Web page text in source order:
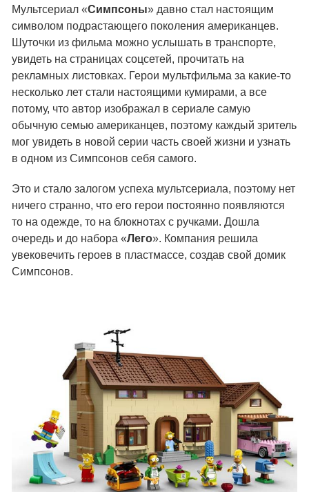
Мультсериал «Симпсоны» давно стал настоящим
символом подрастающего поколения американцев.
Шуточки из фильма можно услышать в транспорте,
увидеть на страницах соцсетей, прочитать на
рекламных листовках. Герои мультфильма за какие-то
несколько лет стали настоящими кумирами, а все
потому, что автор изображал в сериале самую
обычную семью американцев, поэтому каждый зритель
мог увидеть в новой серии часть своей жизни и узнать
в одном из Симпсонов себя самого.
Это и стало залогом успеха мультсериала, поэтому нет
ничего странно, что его герои постоянно появляются
то на одежде, то на блокнотах с ручками. Дошла
очередь и до набора «Лего». Компания решила
увековечить героев в пластмассе, создав свой домик
Симпсонов.